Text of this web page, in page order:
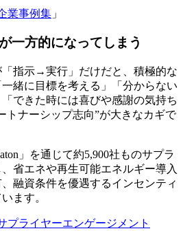
業事例集 」
一方的になってしまう
指示→実行」だけだと、積極的な
緒に目標を考える」「分からない
できた時には喜びや感謝の気持ち
トナーシップ志向”が大きなカギで
」を通じて約5,900社ものサプラ
省エネや再生可能エネルギー導入
融資条件を優遇するインセンティ
ます。
プライヤーエンゲージメント